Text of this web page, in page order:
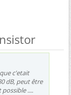
c'etait
dB, peut être
....